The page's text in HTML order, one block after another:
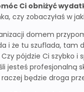
Ci obniżyć
czy zobaczyłaś w
domem
i że tu szuflada, tam
pójdzie Ci szybko i
jesteś profesjonalną
będzie droga